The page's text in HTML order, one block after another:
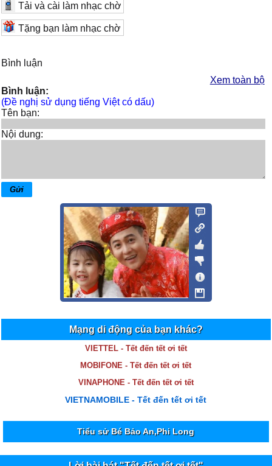
Tải và cài làm nhạc chờ
Tặng bạn làm nhạc chờ
Bình luận
Xem toàn bộ
Bình luận:
(Đề nghị sử dụng tiếng Việt có dấu)
Tên bạn:
Nội dung:
Mạng di động của bạn khác?
VIETTEL - Tết đến tết ơi tết
MOBIFONE - Tết đến tết ơi tết
VINAPHONE - Tết đến tết ơi tết
VIETNAMOBILE - Tết đến tết ơi tết
Tiểu sử Bé Bảo An,Phi Long